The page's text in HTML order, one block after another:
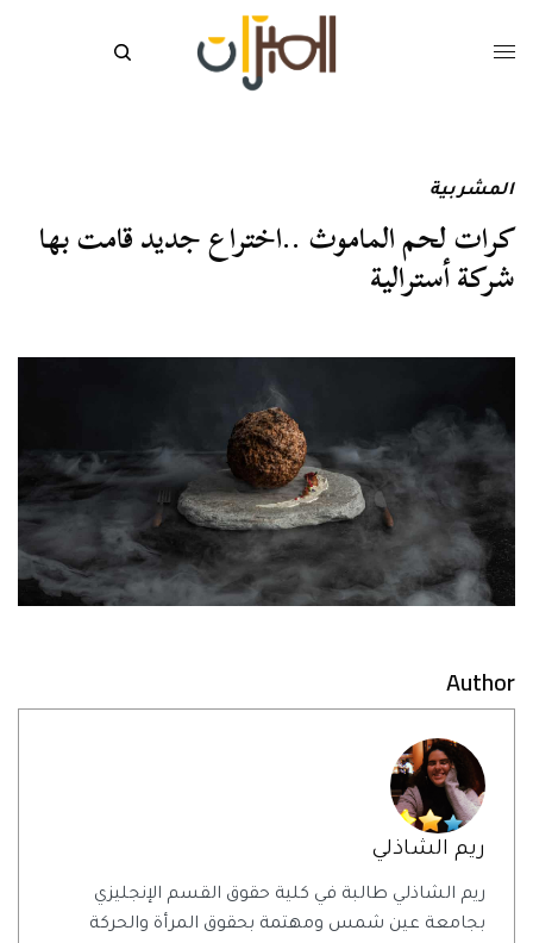
المشربية
كرات لحم الماموث ..اختراع جديد قامت بها
شركة أسترالية
Author
ريم الشاذلي
ريم الشاذلي طالبة في كلية حقوق القسم الإنجليزي
بجامعة عين شمس ومهتمة بحقوق المرأة والحركة